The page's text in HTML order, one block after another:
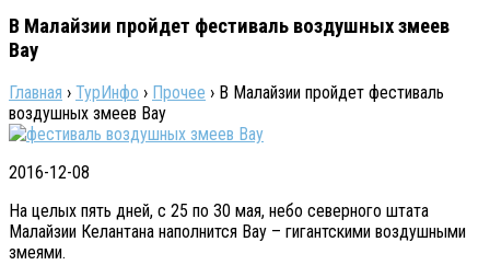
В Малайзии пройдет фестиваль воздушных змеев
Вау
Главная › ТурИнфо › Прочее › В Малайзии пройдет фестиваль
воздушных змеев Вау
2016-12-08
На целых пять дней, с 25 по 30 мая, небо северного штата
Малайзии Келантана наполнится Вау – гигантскими воздушными
змеями.